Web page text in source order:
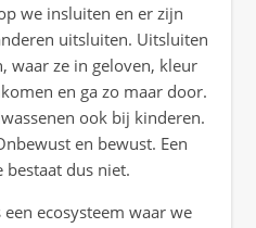
we insluiten en er zijn
uitsluiten. Uitsluiten
waar ze in geloven, kleur
en ga zo maar door.
ook bij kinderen.
en bewust. Een
bestaat dus niet.
ecosysteem waar we